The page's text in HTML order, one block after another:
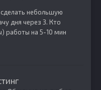
небольшую
дня через 3. Кто
работы на 5-10 мин